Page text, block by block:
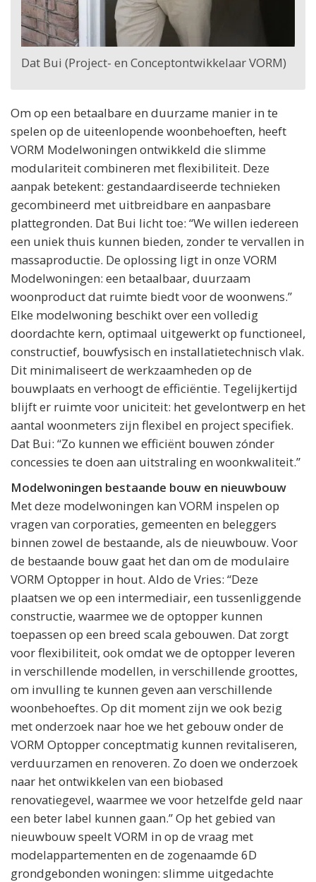
Dat Bui (Project- en Conceptontwikkelaar VORM)
Om op een betaalbare en duurzame manier in te
spelen op de uiteenlopende woonbehoeften, heeft
VORM Modelwoningen ontwikkeld die slimme
modulariteit combineren met flexibiliteit. Deze
aanpak betekent: gestandaardiseerde technieken
gecombineerd met uitbreidbare en aanpasbare
plattegronden. Dat Bui licht toe: “We willen iedereen
een uniek thuis kunnen bieden, zonder te vervallen in
massaproductie. De oplossing ligt in onze VORM
Modelwoningen: een betaalbaar, duurzaam
woonproduct dat ruimte biedt voor de woonwens.”
Elke modelwoning beschikt over een volledig
doordachte kern, optimaal uitgewerkt op functioneel,
constructief, bouwfysisch en installatietechnisch vlak.
Dit minimaliseert de werkzaamheden op de
bouwplaats en verhoogt de efficiëntie. Tegelijkertijd
blijft er ruimte voor uniciteit: het gevelontwerp en het
aantal woonmeters zijn flexibel en project specifiek.
Dat Bui: “Zo kunnen we efficiënt bouwen zónder
concessies te doen aan uitstraling en woonkwaliteit.”
Modelwoningen bestaande bouw en nieuwbouw
Met deze modelwoningen kan VORM inspelen op
vragen van corporaties, gemeenten en beleggers
binnen zowel de bestaande, als de nieuwbouw. Voor
de bestaande bouw gaat het dan om de modulaire
VORM Optopper in hout. Aldo de Vries: “Deze
plaatsen we op een intermediair, een tussenliggende
constructie, waarmee we de optopper kunnen
toepassen op een breed scala gebouwen. Dat zorgt
voor flexibiliteit, ook omdat we de optopper leveren
in verschillende modellen, in verschillende groottes,
om invulling te kunnen geven aan verschillende
woonbehoeftes. Op dit moment zijn we ook bezig
met onderzoek naar hoe we het gebouw onder de
VORM Optopper conceptmatig kunnen revitaliseren,
verduurzamen en renoveren. Zo doen we onderzoek
naar het ontwikkelen van een biobased
renovatiegevel, waarmee we voor hetzelfde geld naar
een beter label kunnen gaan.” Op het gebied van
nieuwbouw speelt VORM in op de vraag met
modelappartementen en de zogenaamde 6D
grondgebonden woningen: slimme uitgedachte